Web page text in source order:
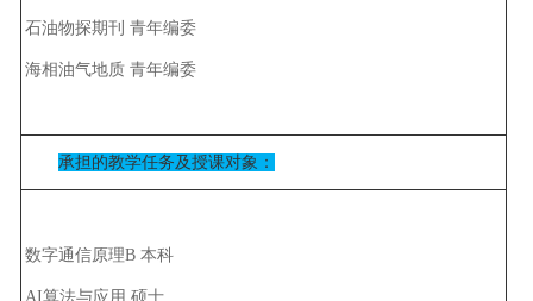
石油物探期刊 青年编委
海相油气地质 青年编委
承担的教学任务及授课对象：
数字通信原理B 本科
AI算法与应用 硕士